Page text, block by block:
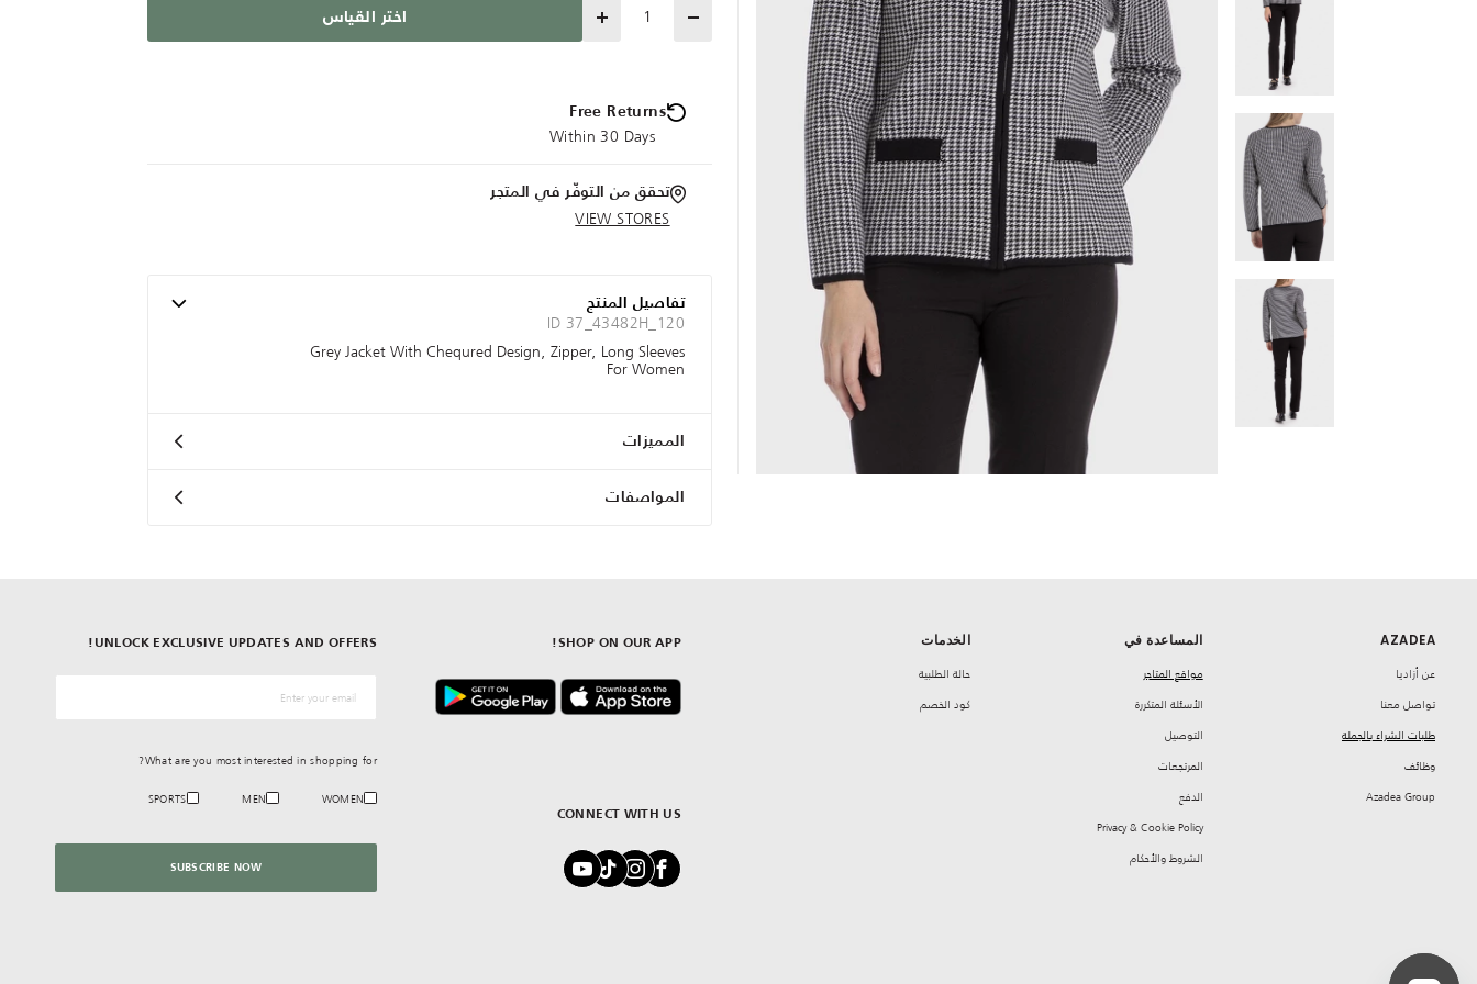
اختر القياس
Free Returns
Within 30 Days
تحقق من التوفّر في المتجر
VIEW STORES
تفاصيل المنتج
ID 37_43482H_120
Grey Jacket With Chequred Design, Zipper, Long Sleeves
For Women
المميزات
المواصفات
AZADEA
‏عن أزاديا
تواصل معنا
طلبات الشراء بالجملة
‏وظائف
Azadea Group
المساعدة في
مواقع المتاجر
‏الأسئلة المتكررة
‏التوصيل
‏المرتجعات
‏الدفع
Privacy & Cookie Policy
‏الشروط والأحكام
الخدمات
حالة الطلبية
كود الخصم
CONNECT WITH US
SHOP ON OUR APP!
UNLOCK EXCLUSIVE UPDATES AND OFFERS!
What are you most interested in shopping for?
WOMEN
MEN
SPORTS
SUBSCRIBE NOW